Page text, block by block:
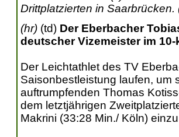
Drittplatzierten in Saarbrücken.
(hr) (td) Der Eberbacher
deutscher Vizemeister im
Der Leichtathlet des TV
Saisonbestleistung laufen, um
auftrumpfenden Thomas
dem letztjährigen
Makrini (33:28 Min./ Köln)